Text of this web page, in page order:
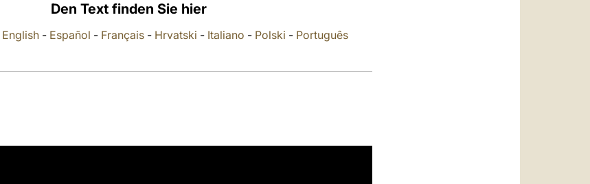
Den Text finden Sie hier
English- Español - Français- Hrvatski - Italiano - Polski - Português